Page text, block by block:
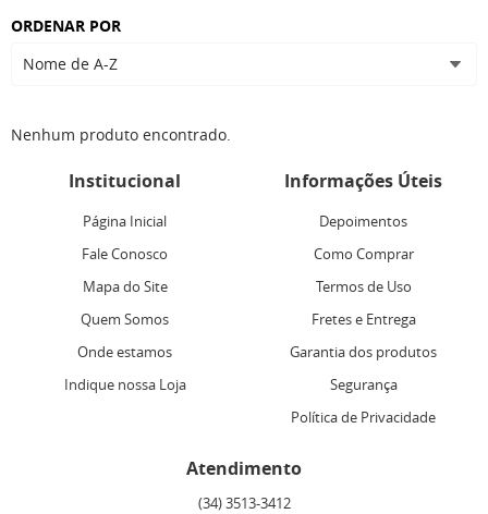
ORDENAR POR
Nome de A-Z
Nenhum produto encontrado.
Institucional
Página Inicial
Fale Conosco
Mapa do Site
Quem Somos
Onde estamos
Indique nossa Loja
Informações Úteis
Depoimentos
Como Comprar
Termos de Uso
Fretes e Entrega
Garantia dos produtos
Segurança
Política de Privacidade
Atendimento
(34)3513-3412